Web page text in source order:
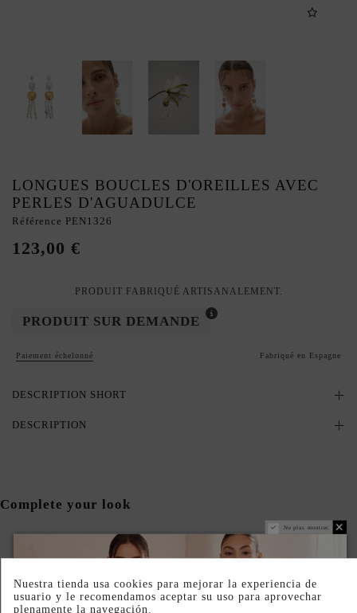
LONGUES BOUCLES D'OREILLES AVEC
PERLES D'AGUADULCE
Référence PEN1326
123,00 €
PRODUIT FABRIQUÉ ARTISANALEMENT.
PRODUIT SUR DEMANDE
Paiement échelonné Fabriqué en Espagne
DESCRIPTION SHORT
DESCRIPTION
Complete your look
Ne plus montrer.
Nuestra tienda usa cookies para mejorar la experiencia de
usuario y le recomendamos aceptar su uso para aprovechar
plenamente la navegación.